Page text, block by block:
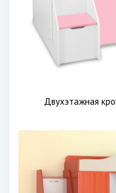
Двухэтажная